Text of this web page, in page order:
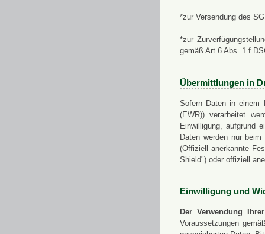
*zur Versendung des
*zur
gemäß Art 6 Abs. 1 f
Übermittlungen in
Sofern Daten in einem
(EWR)) verarbeitet
Einwilligung, aufgrund
Daten werden nur
(Offiziell anerkannte
Shield") oder offiziell
Einwilligung und
Der Verwendung
Voraussetzungen